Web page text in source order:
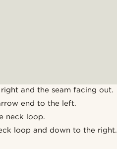
and the seam facing out.
end to the left.
neck loop.
loop and down to the right.